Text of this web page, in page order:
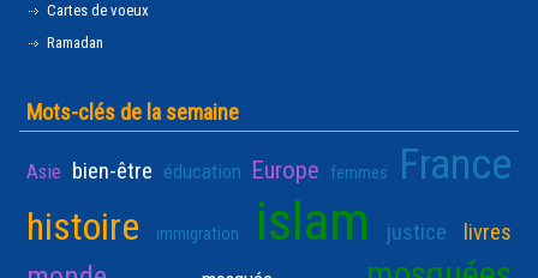
Cartes de voeux
Ramadan
Mots-clés de la semaine
Asie bien-être éducation Europe femmes France
histoire immigration islam justice livres